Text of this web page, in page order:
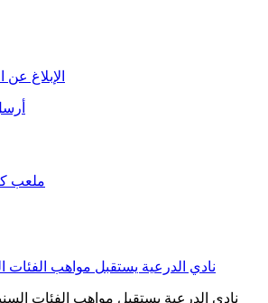
الإبلاغ عن
ملعب
نادي الدرعية يستقبل مواهب الفئات
نادي الدرعية يستقبل مواهب الفئات